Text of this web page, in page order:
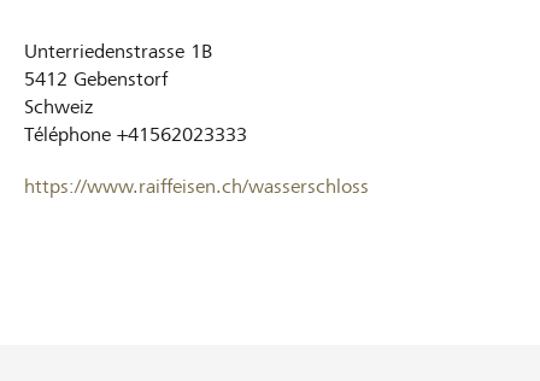
Unterriedenstrasse 1B
5412 Gebenstorf
Schweiz
Téléphone +41562023333
https://www.raiffeisen.ch/wasserschloss